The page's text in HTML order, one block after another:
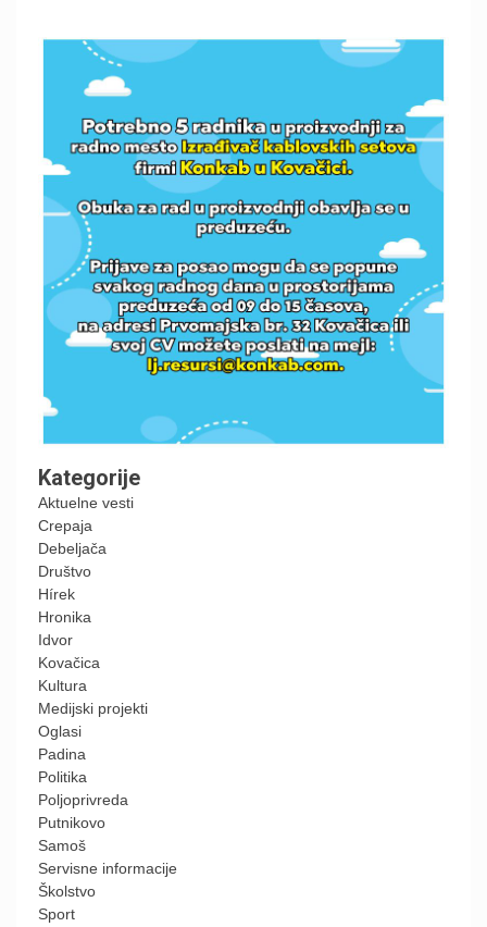
Kategorije
Aktuelne vesti
Crepaja
Debeljača
Društvo
Hírek
Hronika
Idvor
Kovačica
Kultura
Medijski projekti
Oglasi
Padina
Politika
Poljoprivreda
Putnikovo
Samoš
Servisne informacije
Školstvo
Sport